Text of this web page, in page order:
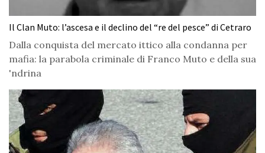
Il Clan Muto: l’ascesa e il declino del “re del pesce” di Cetraro
Dalla conquista del mercato ittico alla condanna per
mafia: la parabola criminale di Franco Muto e della sua
'ndrina